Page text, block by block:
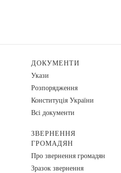
ДОКУМЕНТИ
Укази
Розпорядження
Конституція України
Всі документи
ЗВЕРНЕННЯ
ГРОМАДЯН
Про звернення громадян
Зразок звернення